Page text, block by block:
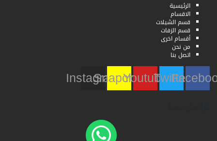
الرئيسية
الاقسام
قسم الشيلات
قسم الزفات
أقسام اخرى
من نحن
اتصل بنا
Twitter
Youtube
Snapchat
Instagram